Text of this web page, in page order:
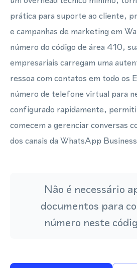
prática para suporte ao cliente,
e campanhas de marketing em
número do código de área 410,
empresariais carregam uma
ressoa com contatos em todo os
número de telefone virtual para
configurado rapidamente,
comecem a gerenciar conversas
dos canais da WhatsApp
Não é necessário
documentos para
número neste